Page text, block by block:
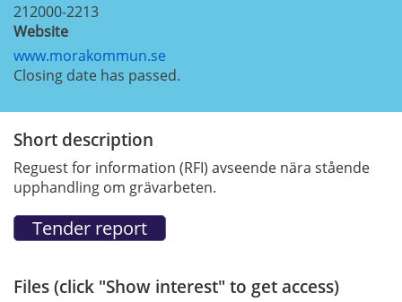
212000-2213
Website
www.morakommun.se
Closing date has passed.
Short description
Reguest for information (RFI) avseende nära stående
upphandling om grävarbeten.
Files (click "Show interest" to get access)